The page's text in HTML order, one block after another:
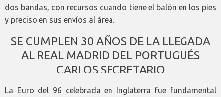
dos bandas, con recursos cuando tiene el balón en los pies
y preciso en sus envíos al área.
SE CUMPLEN 30 AÑOS DE LA LLEGADA
AL REAL MADRID DEL PORTUGUÉS
CARLOS SECRETARIO
La Euro del 96 celebrada en Inglaterra fue fundamental